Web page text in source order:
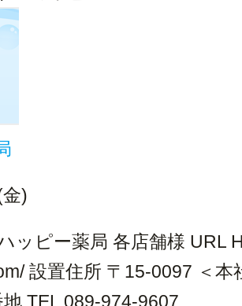
)
ッピー薬局 各店舗様 URL
設置住所 〒15-0097 ＜本
TEL 089-974-9607